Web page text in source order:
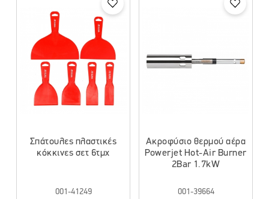
Σπάτουλες πλαστικές
κόκκινες σετ 6τμχ
001-41249
Ακροφύσιο θερμού αέρα
Powerjet Hot-Air Burner
2Bar 1.7kW
001-39664